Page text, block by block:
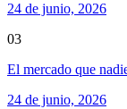
24 de junio, 2026
03
El mercado que
24 de junio, 2026